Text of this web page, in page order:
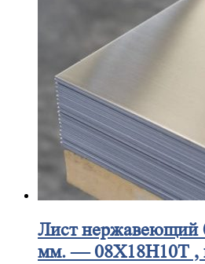
Листнержавеющий
мм. — 08Х18Н10Т ,